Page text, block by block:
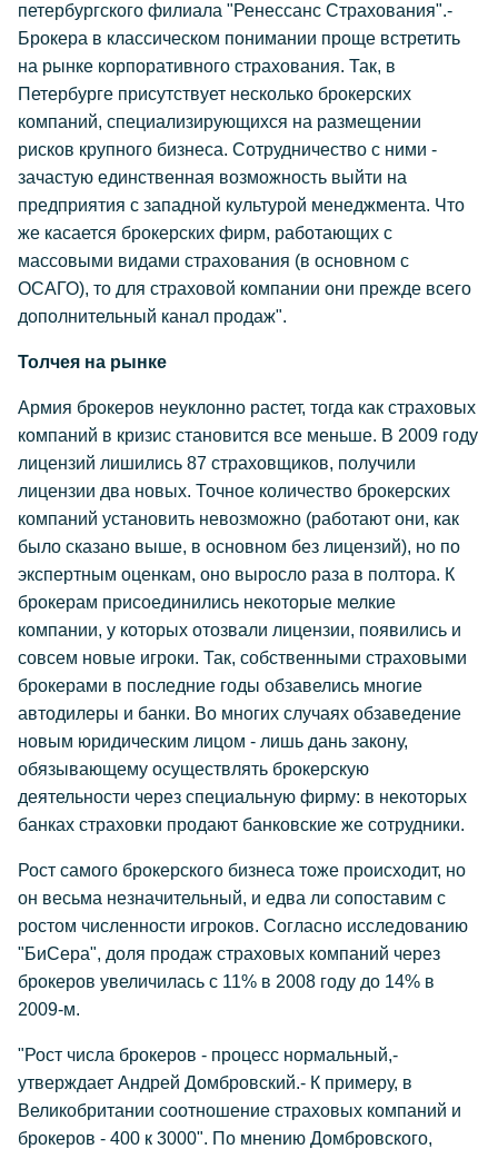
петербургского филиала "Ренессанс Страхования".-
Брокера в классическом понимании проще встретить
на рынке корпоративного страхования. Так, в
Петербурге присутствует несколько брокерских
компаний, специализирующихся на размещении
рисков крупного бизнеса. Сотрудничество с ними -
зачастую единственная возможность выйти на
предприятия с западной культурой менеджмента. Что
же касается брокерских фирм, работающих с
массовыми видами страхования (в основном с
ОСАГО), то для страховой компании они прежде всего
дополнительный канал продаж".
Толчея на рынке
Армия брокеров неуклонно растет, тогда как страховых
компаний в кризис становится все меньше. В 2009 году
лицензий лишились 87 страховщиков, получили
лицензии два новых. Точное количество брокерских
компаний установить невозможно (работают они, как
было сказано выше, в основном без лицензий), но по
экспертным оценкам, оно выросло раза в полтора. К
брокерам присоединились некоторые мелкие
компании, у которых отозвали лицензии, появились и
совсем новые игроки. Так, собственными страховыми
брокерами в последние годы обзавелись многие
автодилеры и банки. Во многих случаях обзаведение
новым юридическим лицом - лишь дань закону,
обязывающему осуществлять брокерскую
деятельности через специальную фирму: в некоторых
банках страховки продают банковские же сотрудники.
Рост самого брокерского бизнеса тоже происходит, но
он весьма незначительный, и едва ли сопоставим с
ростом численности игроков. Согласно исследованию
"БиСера", доля продаж страховых компаний через
брокеров увеличилась с 11% в 2008 году до 14% в
2009-м.
"Рост числа брокеров - процесс нормальный,-
утверждает Андрей Домбровский.- К примеру, в
Великобритании соотношение страховых компаний и
брокеров - 400 к 3000". По мнению Домбровского,